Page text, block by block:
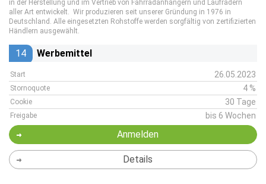
in der Herstellung und im Vertrieb von Fahrradanhängern und Laufrädern
aller Art entwickelt. Wir produzieren seit unserer Gründung in 1976 in
Deutschland. Alle eingesetzten Rohstoffe werden sorgfältig von zertifizierten
Händlern ausgewählt.
14 Werbemittel
Start 26.05.2023
Stornoquote 4 %
Cookie 30 Tage
Freigabe bis 6 Wochen
Anmelden
Details